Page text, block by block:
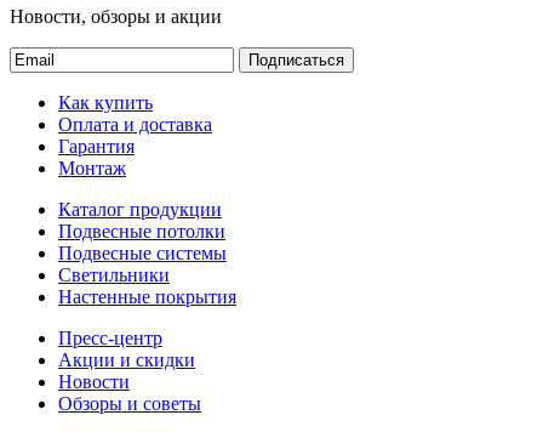
Новости, обзоры и акции
Подписаться
Как купить
Оплата и доставка
Гарантия
Монтаж
Каталог продукции
Подвесные потолки
Подвесные системы
Светильники
Настенные покрытия
Пресс-центр
Акции и скидки
Новости
Обзоры и советы